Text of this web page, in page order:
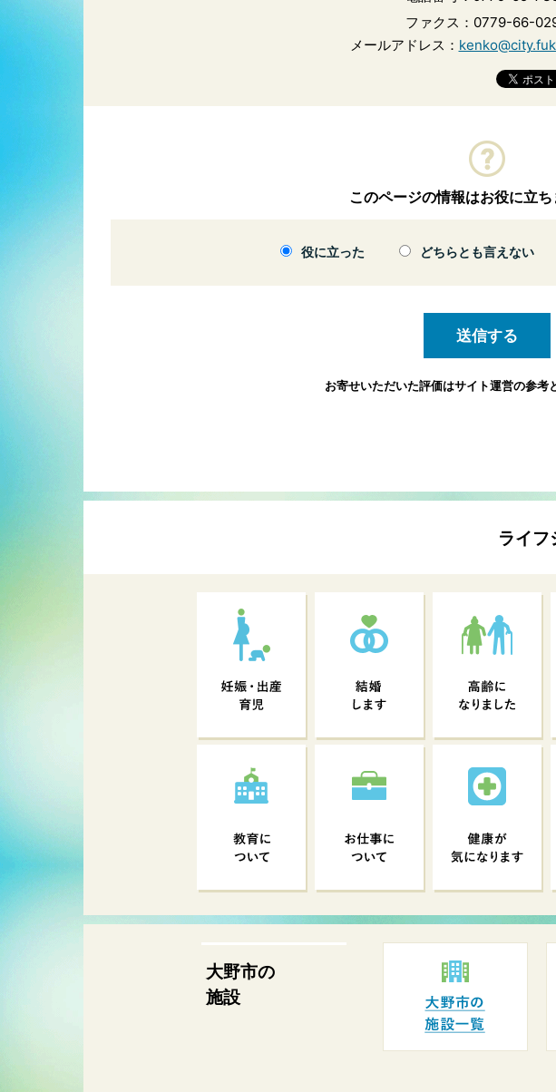
ファクス：0779-66-
メールアドレス：
このページの情報はお役に立ち
役に立った どちらとも言えない
お寄せいただいた評価はサイト運営の参考
ライフ
大野市の
施設